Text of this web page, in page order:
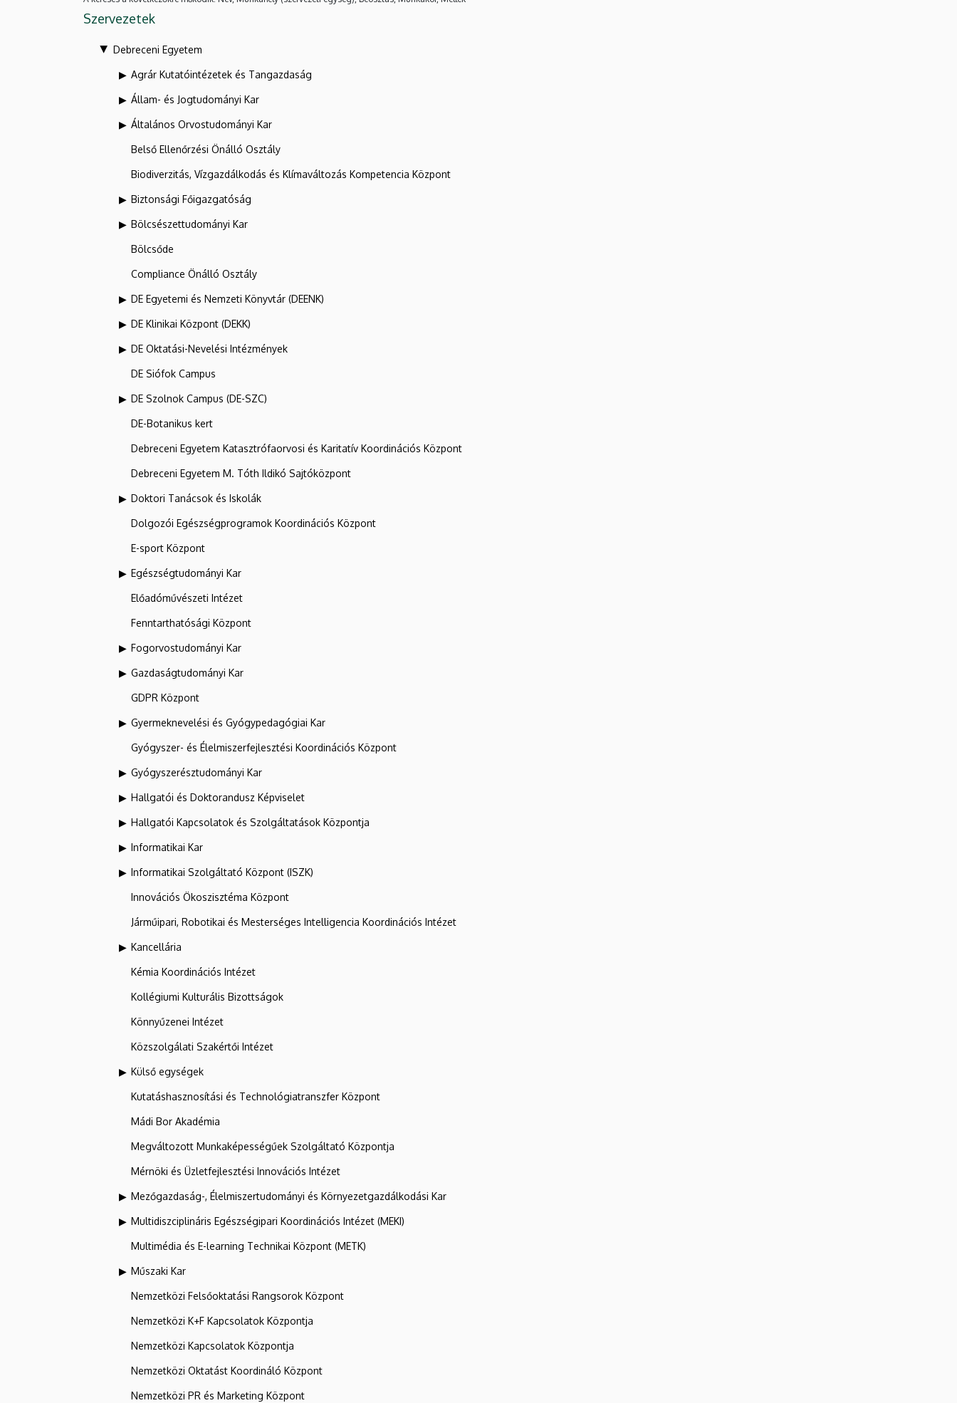
Szervezetek
Debreceni Egyetem
Agrár Kutatóintézetek és Tangazdaság
Állam- és Jogtudományi Kar
Általános Orvostudományi Kar
Belső Ellenőrzési Önálló Osztály
Biodiverzitás, Vízgazdálkodás és Klímaváltozás Kompetencia Központ
Biztonsági Főigazgatóság
Bölcsészettudományi Kar
Bölcsőde
Compliance Önálló Osztály
DE Egyetemi és Nemzeti Könyvtár (DEENK)
DE Klinikai Központ (DEKK)
DE Oktatási-Nevelési Intézmények
DE Siófok Campus
DE Szolnok Campus (DE-SZC)
DE-Botanikus kert
Debreceni Egyetem Katasztrófaorvosi és Karitatív Koordinációs Központ
Debreceni Egyetem M. Tóth Ildikó Sajtóközpont
Doktori Tanácsok és Iskolák
Dolgozói Egészségprogramok Koordinációs Központ
E-sport Központ
Egészségtudományi Kar
Előadóművészeti Intézet
Fenntarthatósági Központ
Fogorvostudományi Kar
Gazdaságtudományi Kar
GDPR Központ
Gyermeknevelési és Gyógypedagógiai Kar
Gyógyszer- és Élelmiszerfejlesztési Koordinációs Központ
Gyógyszerésztudományi Kar
Hallgatói és Doktorandusz Képviselet
Hallgatói Kapcsolatok és Szolgáltatások Központja
Informatikai Kar
Informatikai Szolgáltató Központ (ISZK)
Innovációs Ökoszisztéma Központ
Járműipari, Robotikai és Mesterséges Intelligencia Koordinációs Intézet
Kancellária
Kémia Koordinációs Intézet
Kollégiumi Kulturális Bizottságok
Könnyűzenei Intézet
Közszolgálati Szakértői Intézet
Külső egységek
Kutatáshasznosítási és Technológiatranszfer Központ
Mádi Bor Akadémia
Megváltozott Munkaképességűek Szolgáltató Központja
Mérnöki és Üzletfejlesztési Innovációs Intézet
Mezőgazdaság-, Élelmiszertudományi és Környezetgazdálkodási Kar
Multidiszciplináris Egészségipari Koordinációs Intézet (MEKI)
Multimédia és E-learning Technikai Központ (METK)
Műszaki Kar
Nemzetközi Felsőoktatási Rangsorok Központ
Nemzetközi K+F Kapcsolatok Központja
Nemzetközi Kapcsolatok Központja
Nemzetközi Oktatást Koordináló Központ
Nemzetközi PR és Marketing Központ